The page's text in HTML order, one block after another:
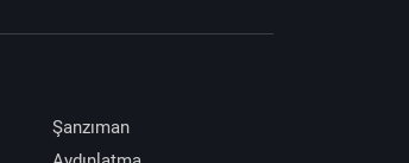
Şanzıman